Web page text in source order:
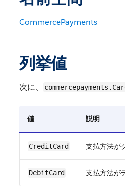
CommercePayments
列挙値
次に、
値 説明
CreditCard 支払方法が
DebitCard 支払方法が